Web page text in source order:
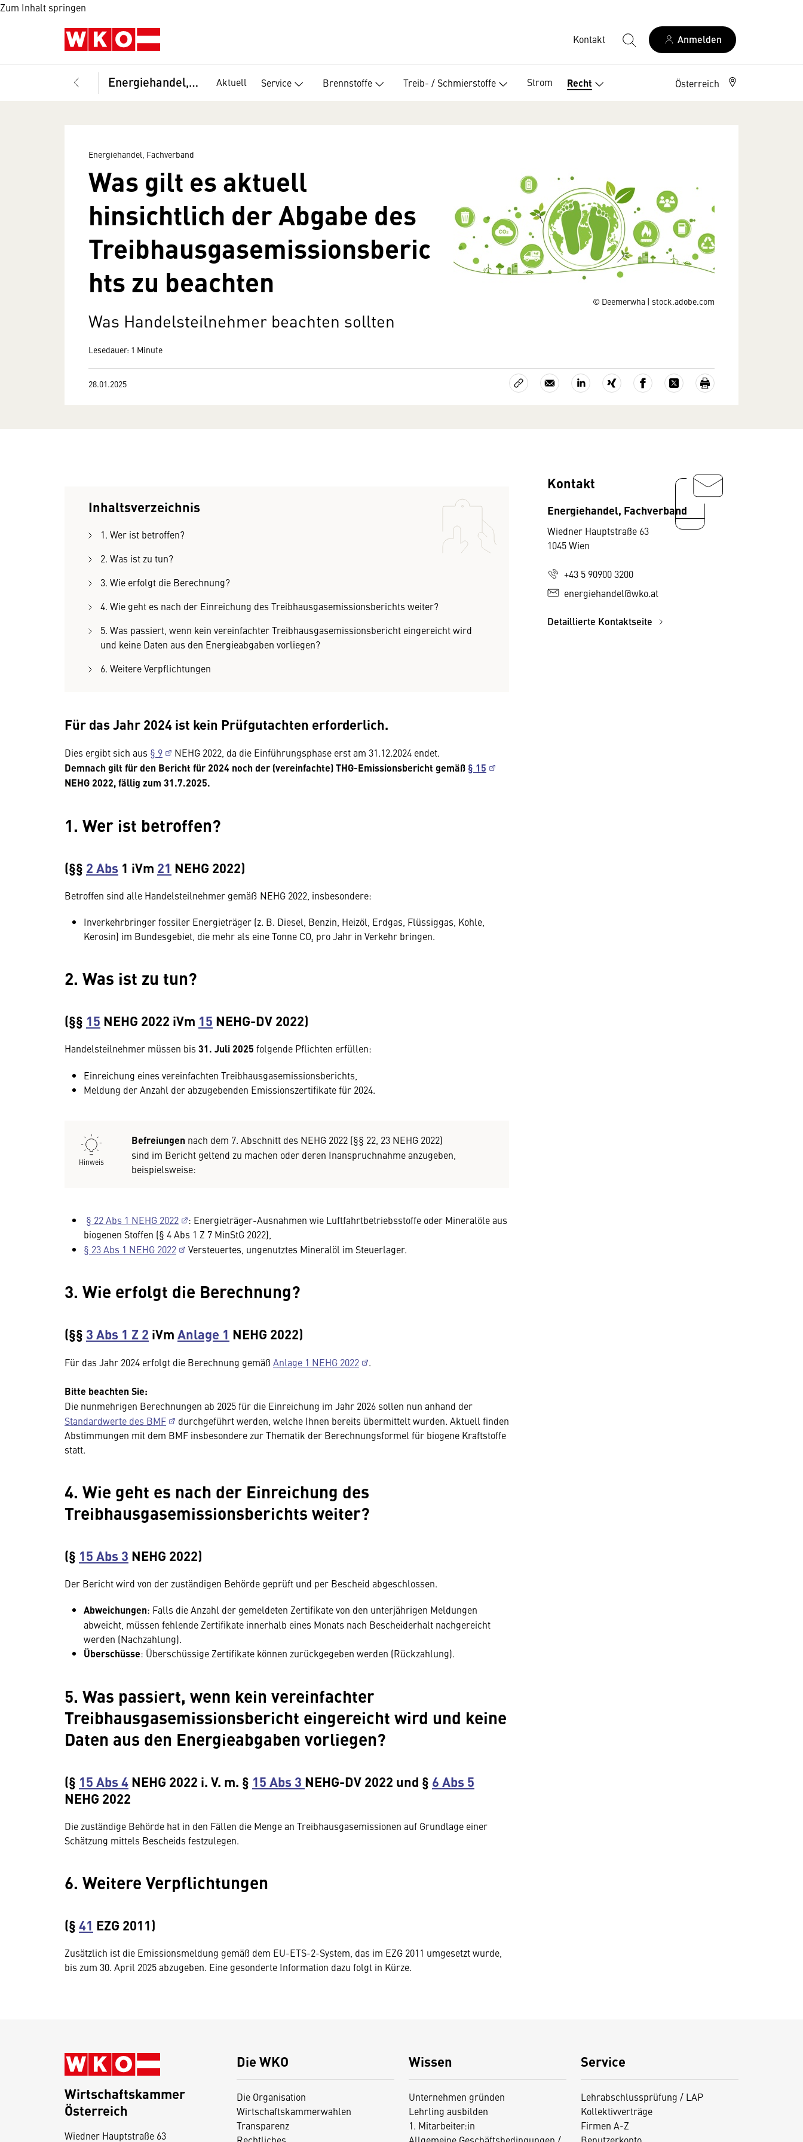
Zum Inhalt springen
Kontakt Anmelden
Energiehandel, Fachverband Aktuell Service Brennstoffe Treib- / Schmierstoffe Strom Recht Österreich
© Deemerwha | stock.adobe.com
Energiehandel, Fachverband
Was gilt es aktuell
hinsichtlich der Abgabe des
Treibhausgasemissionsberic
hts zu beachten
Was Handelsteilnehmer beachten sollten
Lesedauer: 1 Minute
28.01.2025
Inhaltsverzeichnis
1. Wer ist betroffen?
2. Was ist zu tun?
3. Wie erfolgt die Berechnung?
4. Wie geht es nach der Einreichung des Treibhausgasemissionsberichts weiter?
5. Was passiert, wenn kein vereinfachter Treibhausgasemissionsbericht eingereicht wird
und keine Daten aus den Energieabgaben vorliegen?
6. Weitere Verpflichtungen
Für das Jahr 2024 ist kein Prüfgutachten erforderlich.
Dies ergibt sich aus § 9 NEHG 2022, da die Einführungsphase erst am 31.12.2024 endet.
Demnach gilt für den Bericht für 2024 noch der (vereinfachte) THG-Emissionsbericht gemäß § 15
NEHG 2022, fällig zum 31.7.2025.
1. Wer ist betroffen?
(§§ 2 Abs 1 iVm 21 NEHG 2022)
Betroffen sind alle Handelsteilnehmer gemäß NEHG 2022, insbesondere:
Inverkehrbringer fossiler Energieträger (z. B. Diesel, Benzin, Heizöl, Erdgas, Flüssiggas, Kohle,
Kerosin) im Bundesgebiet, die mehr als eine Tonne CO₂ pro Jahr in Verkehr bringen.
2. Was ist zu tun?
(§§ 15 NEHG 2022 iVm 15 NEHG-DV 2022)
Handelsteilnehmer müssen bis 31. Juli 2025 folgende Pflichten erfüllen:
Einreichung eines vereinfachten Treibhausgasemissionsberichts,
Meldung der Anzahl der abzugebenden Emissionszertifikate für 2024.
Hinweis
Befreiungen nach dem 7. Abschnitt des NEHG 2022 (§§ 22, 23 NEHG 2022)
sind im Bericht geltend zu machen oder deren Inanspruchnahme anzugeben,
beispielsweise:
§ 22 Abs 1 NEHG 2022
: Energieträger-Ausnahmen wie Luftfahrtbetriebsstoffe oder Mineralöle aus
biogenen Stoffen (§ 4 Abs 1 Z 7 MinStG 2022),
§ 23 Abs 1 NEHG 2022
Versteuertes, ungenutztes Mineralöl im Steuerlager.
3. Wie erfolgt die Berechnung?
(§§ 3 Abs 1 Z 2 iVmAnlage 1 NEHG 2022)
Für das Jahr 2024 erfolgt die Berechnung gemäß Anlage 1 NEHG 2022 .
Bitte beachten Sie:
Die nunmehrigen Berechnungen ab 2025 für die Einreichung im Jahr 2026 sollen nun anhand der
Standardwerte des BMF
durchgeführt werden, welche Ihnen bereits übermittelt wurden. Aktuell finden
Abstimmungen mit dem BMF insbesondere zur Thematik der Berechnungsformel für biogene Kraftstoffe
statt.
4. Wie geht es nach der Einreichung des
Treibhausgasemissionsberichts weiter?
(§ 15 Abs 3 NEHG 2022)
Der Bericht wird von der zuständigen Behörde geprüft und per Bescheid abgeschlossen.
Abweichungen: Falls die Anzahl der gemeldeten Zertifikate von den unterjährigen Meldungen
abweicht, müssen fehlende Zertifikate innerhalb eines Monats nach Bescheiderhalt nachgereicht
werden (Nachzahlung).
Überschüsse: Überschüssige Zertifikate können zurückgegeben werden (Rückzahlung).
5. Was passiert, wenn kein vereinfachter
Treibhausgasemissionsbericht eingereicht wird und keine
Daten aus den Energieabgaben vorliegen?
(§ 15 Abs 4NEHG 2022 i. V. m. § 15 Abs 3 NEHG-DV 2022 und § 6 Abs 5
NEHG 2022
Die zuständige Behörde hat in den Fällen die Menge an Treibhausgasemissionen auf Grundlage einer
Schätzung mittels Bescheids festzulegen.
6. Weitere Verpflichtungen
(§41 EZG 2011)
Zusätzlich ist die Emissionsmeldung gemäß dem EU-ETS-2-System, das im EZG 2011 umgesetzt wurde,
bis zum 30. April 2025 abzugeben. Eine gesonderte Information dazu folgt in Kürze.
Kontakt
Energiehandel, Fachverband
Wiedner Hauptstraße 63
1045 Wien
+43 5 90900 3200
energiehandel@wko.at
Detaillierte Kontaktseite
Die WKO
Die Organisation
Wirtschaftskammerwahlen
Transparenz
Wissen
Unternehmen gründen
Lehrling ausbilden
1. Mitarbeiter:in
Service
Lehrabschlussprüfung / LAP
Kollektivverträge
Firmen A-Z
Wirtschaftskammer
Österreich
Wiedner Hauptstraße 63